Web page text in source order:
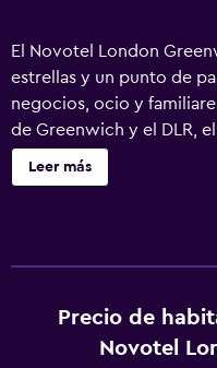
El Novotel London
estrellas y un punto de
negocios, ocio y
de Greenwich y el DLR,
unos minutos, con
emblemáticas cerca.
Leer más
Precio de
Novotel